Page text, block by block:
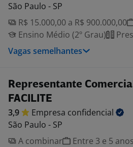
São Paulo - SP
R$ 15.000,00 a R$ 900.000,00
Ensino Médio (2º Grau)
Vagas semelhantes
Representante
FACILITE
3,9 Empresa confidencial
São Paulo - SP
A combinar
Entre 3 e 5 anos